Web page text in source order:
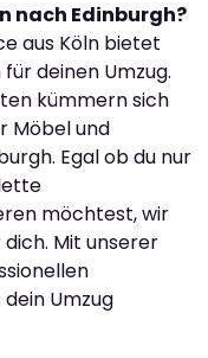
nach Edinburgh?
aus Köln bietet
deinen Umzug.
kümmern sich
Möbel und
Egal ob du nur
möchtest, wir
Mit unserer
Umzug